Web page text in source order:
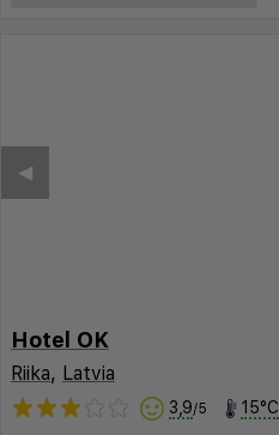
◀︎
Hotel OK
Riika, Latvia
3,9/5 15°C